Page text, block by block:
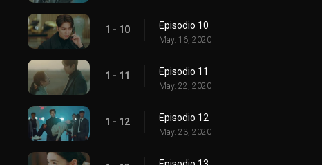
1 - 10 Episodio 10
May. 16, 2020
1 - 11 Episodio 11
May. 22, 2020
1 - 12 Episodio 12
May. 23, 2020